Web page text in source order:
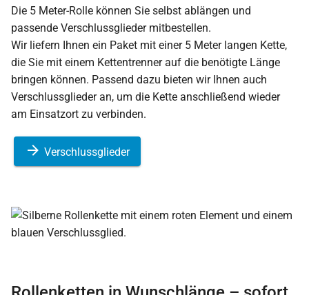
Die 5 Meter-Rolle können Sie selbst ablängen und
passende Verschlussglieder mitbestellen.
Wir liefern Ihnen ein Paket mit einer 5 Meter langen Kette,
die Sie mit einem Kettentrenner auf die benötigte Länge
bringen können. Passend dazu bieten wir Ihnen auch
Verschlussglieder an, um die Kette anschließend wieder
am Einsatzort zu verbinden.
Verschlussglieder